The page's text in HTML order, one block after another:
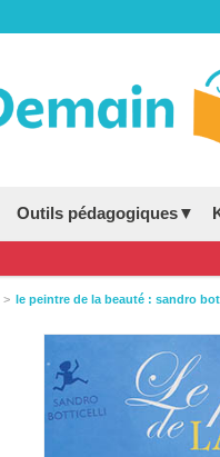
Outils pédagogiques▼
le peintre de la beauté : sandro